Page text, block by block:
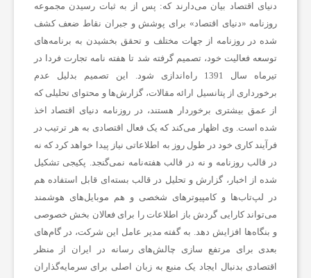
دنیای اقتصاد بیان می‌دارند که: پس از به ثبات رسیدن مجموعه
روزنامه «دنیای اقتصاد» برای پوشش و جبران نقاط ضعف کشف
شده در روزنامه از جهات مختلف و تحقق بخشیدن به برنامه‌های
توسعه فعالیت خود، تصمیم گرفته شد تا هفته نامه تجارت فردا در
تیرماه سال 1391 راه‌اندازی شود. این تصمیم بدلیل عدم
برخورداری از پتانسیل ارائه مقالات، گزارش‌ها و محتوای تحلیلی که
از عمق بیشتری برخوردار هستند، در روزنامه دنیای اقتصاد اخذ
شده است. وی اظهار می‌کند که یک فعال اقتصادی به هر ترتیب در
فرآیند کاری خود در طول روز به اطلاعاتی نیاز پیدا خواهد کرد که نه
در قالب روزنامه و نه در قالب هفته‌نامه نمی‌گنجد. پکیجی تشکیل
شده از اخبار، گزارش و تحلیل در قالب بسته‌ای قابل استفاده هم
در لپ‌تاب‌ها و کامپیوترهای شخصی و هم موبایل‌های هوشمند
می‌تواند کارایی گردش باز اطلاعات را برای فعالان بخش خصوصی
و بنگاه‌ها افزایش دهد. به گفته مدیر عامل این شرکت، در گام‌های
بعدی برای مرتفع سازی چالش‌های رسانه در ایران از منظر
اقتصادی بدنبال ایجاد یک منبع به زبان اصلی برای سرمایه‌گذاران